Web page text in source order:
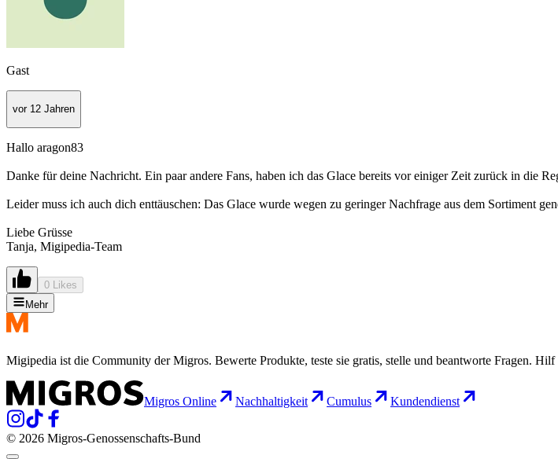
Gast
vor 12 Jahren
Hallo aragon83
Danke für deine Nachricht. Ein paar andere Fans, haben ich das Glace bereits vor einiger Zeit zurück in die
Leider muss ich auch dich enttäuschen: Das Glace wurde wegen zu geringer Nachfrage aus dem Sortiment
Liebe Grüsse
Tanja, Migipedia-Team
0 Likes
Mehr
Migipedia ist die Community der Migros. Bewerte Produkte, teste sie gratis, stelle und beantworte Fragen.
Migros Online Nachhaltigkeit Cumulus Kundendienst
© 2026 Migros-Genossenschafts-Bund